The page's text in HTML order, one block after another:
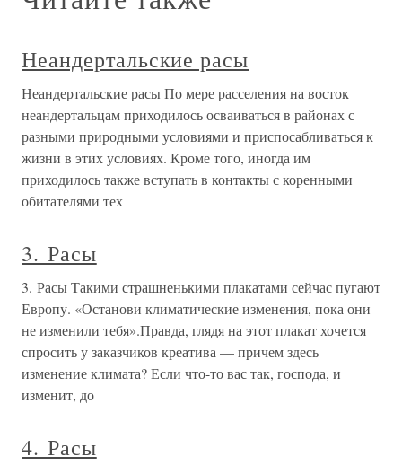
Неандертальские расы
Неандертальские расы По мере расселения на восток
неандертальцам приходилось осваиваться в районах с
разными природными условиями и приспосабливаться к
жизни в этих условиях. Кроме того, иногда им
приходилось также вступать в контакты с коренными
обитателями тех
3. Расы
3. Расы Такими страшненькими плакатами сейчас пугают
Европу. «Останови климатические изменения, пока они
не изменили тебя».Правда, глядя на этот плакат хочется
спросить у заказчиков креатива — причем здесь
изменение климата? Если что-то вас так, господа, и
изменит, до
4. Расы